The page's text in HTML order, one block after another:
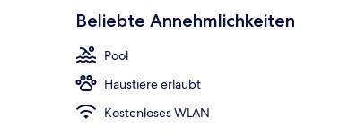
Beliebte Annehmlichkeiten
Pool
Haustiere erlaubt
Kostenloses WLAN